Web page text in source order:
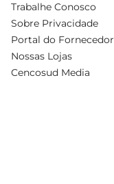
Trabalhe Conosco
Sobre Privacidade
Portal do Fornecedor
Nossas Lojas
Cencosud Media